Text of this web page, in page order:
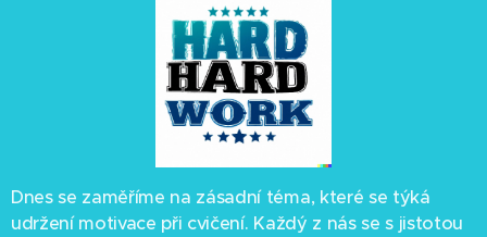
Dnes se zaměříme na zásadní téma, které se týká
udržení motivace při cvičení. Každý z nás se s jistotou